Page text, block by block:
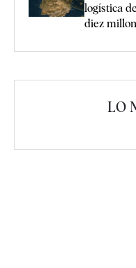
logística
diez
LO